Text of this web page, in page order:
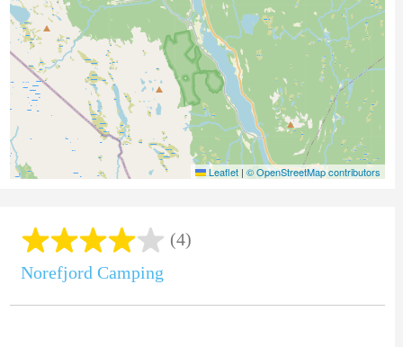
Leaflet | © OpenStreetMap contributors
(4)
Norefjord Camping